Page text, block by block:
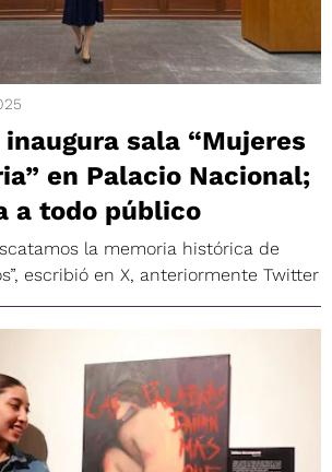
sala “Mujeres
en Palacio Nacional;
a todo público
la memoria histórica de
escribió en X, anteriormente Twitter